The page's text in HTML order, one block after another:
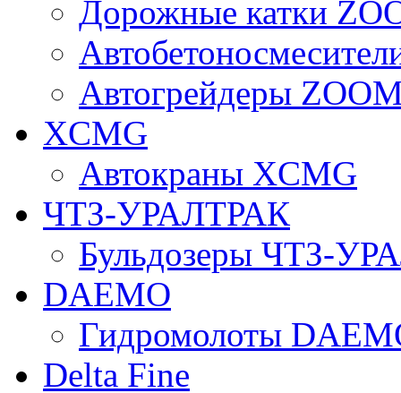
Дорожные катки
Автогрейдеры
XCMG
Автокраны XCMG
ЧТЗ-УРАЛТРАК
Бульдозеры ЧТЗ-
DAEMO
Гидромолоты
Delta Fine